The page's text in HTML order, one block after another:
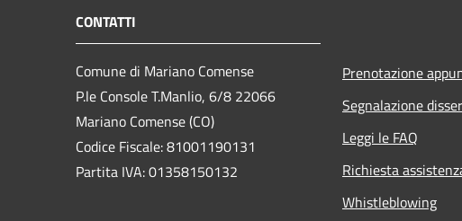
CONTATTI
Comune di Mariano Comense
P.le Console T.Manlio, 6/8 22066
Mariano Comense (CO)
Codice Fiscale: 81001190131
Partita IVA: 01358150132
Prenotazione
Segnalazione
Leggi le FAQ
Richiesta
Whistleblowing